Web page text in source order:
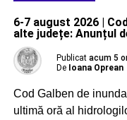
6-7 august 2026 |
alte județe: Anunțul
Publicat acum 5
De Ioana Oprean
Cod Galben de
ultimă oră al